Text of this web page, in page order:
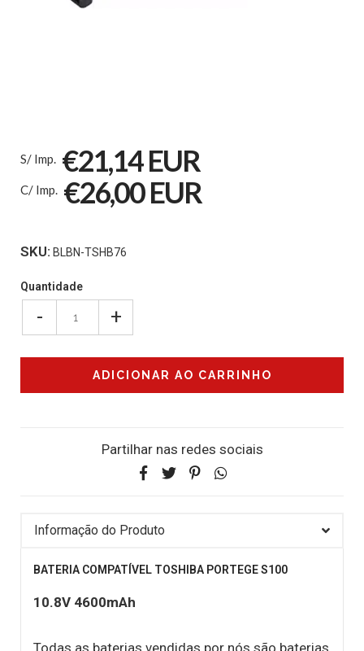
S/ Imp. €21,14 EUR
C/ Imp. €26,00 EUR
SKU: BLBN-TSHB76
Quantidade
- +
Partilhar nas redes sociais
Informação do Produto
BATERIA COMPATÍVEL TOSHIBA PORTEGE S100
10.8V 4600mAh
Todas as baterias vendidas por nós são baterias